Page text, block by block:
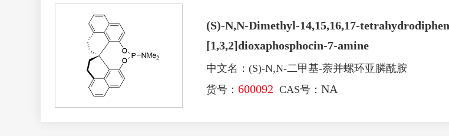
(S)-N,N-Dimethyl-14,15,16,17-
[1,3,2]dioxaphosphocin-7-amine
中文名：(S)-N,​N-二甲基-萘并螺环亚膦酰胺
货号： 600092 CAS号： NA